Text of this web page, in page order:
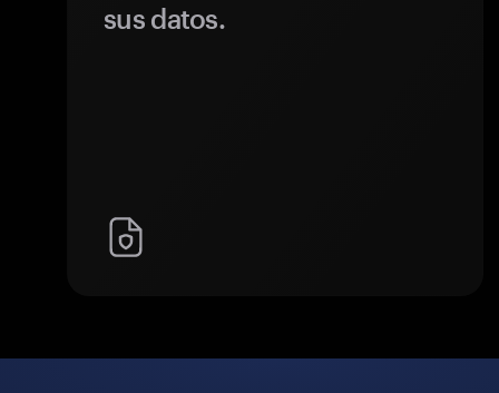
sus datos.